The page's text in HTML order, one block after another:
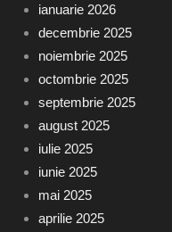
ianuarie 2026
decembrie 2025
noiembrie 2025
octombrie 2025
septembrie 2025
august 2025
iulie 2025
iunie 2025
mai 2025
aprilie 2025